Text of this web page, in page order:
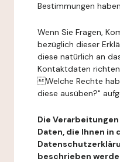
Bestimmungen
Wenn Sie Fragen,
bezüglich dieser
diese natürlich an
Kontaktdaten
Welche Rechte
diese ausüben?"
Die
Daten, die Ihnen in
beschrieben